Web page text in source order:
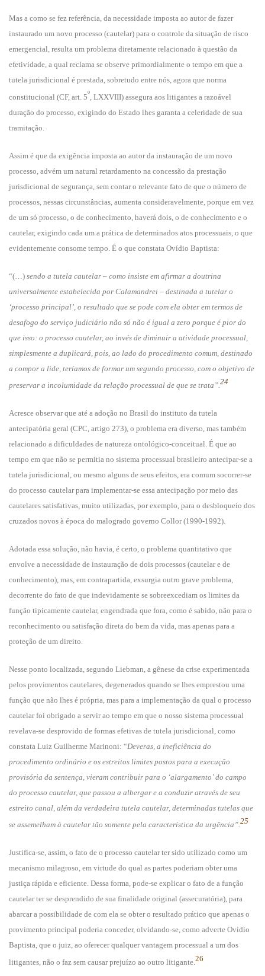
Mas a como se fez referência, da necessidade imposta ao autor de fazer
instaurado um novo processo (cautelar) para o controle da situação de risco
emergencial, resulta um problema diretamente relacionado à questão da
efetividade, a qual reclama se observe primordialmente o tempo em que a
tutela jurisdicional é prestada, sobretudo entre nós, agora que norma
constitucional (CF, art. 5º , LXXVIII) assegura aos litigantes a razoável
duração do processo, exigindo do Estado lhes garanta a celeridade de sua
tramitação.
Assim é que da exigência imposta ao autor da instauração de um novo
processo, advém um natural retardamento na concessão da prestação
jurisdicional de segurança, sem contar o relevante fato de que o número de
processos, nessas circunstâncias, aumenta consideravelmente, porque em vez
de um só processo, o de conhecimento, haverá dois, o de conhecimento e o
cautelar, exigindo cada um a prática de determinados atos processuais, o que
evidentemente consome tempo. É o que constata Ovídio Baptista:
“(…) sendo a tutela cautelar – como insiste em afirmar a doutrina
universalmente estabelecida por Calamandrei – destinada a tutelar o
‘processo principal’, o resultado que se pode com ela obter em termos de
desafogo do serviço judiciário não só não é igual a zero porque é pior do
que isso: o processo cautelar, ao invés de diminuir a atividade processual,
simplesmente a duplicará, pois, ao lado do procedimento comum, destinado
a compor a lide, teríamos de formar um segundo processo, com o objetivo de
preservar a incolumidade da relação processual de que se trata”. 24
Acresce observar que até a adoção no Brasil do instituto da tutela
antecipatória geral (CPC, artigo 273), o problema era diverso, mas também
relacionado a dificuldades de natureza ontológico-conceitual. É que ao
tempo em que não se permitia no sistema processual brasileiro antecipar-se a
tutela jurisdicional, ou mesmo alguns de seus efeitos, era comum socorrer-se
do processo cautelar para implementar-se essa antecipação por meio das
cautelares satisfativas, muito utilizadas, por exemplo, para o desbloqueio dos
cruzados novos à época do malogrado governo Collor (1990-1992).
Adotada essa solução, não havia, é certo, o problema quantitativo que
envolve a necessidade de instauração de dois processos (cautelar e de
conhecimento), mas, em contrapartida, exsurgia outro grave problema,
decorrente do fato de que indevidamente se sobreexcediam os limites da
função tipicamente cautelar, engendrada que fora, como é sabido, não para o
reconhecimento ou satisfação direta do bem da vida, mas apenas para a
proteção de um direito.
Nesse ponto localizada, segundo Liebman, a gênese da crise experimentada
pelos provimentos cautelares, degenerados quando se lhes emprestou uma
função que não lhes é própria, mas para a implementação da qual o processo
cautelar foi obrigado a servir ao tempo em que o nosso sistema processual
revelava-se desprovido de formas efetivas de tutela jurisdicional, como
constata Luiz Guilherme Marinoni: “Deveras, a ineficiência do
procedimento ordinário e os estreitos limites postos para a execução
provisória da sentença, vieram contribuir para o ‘alargamento’ do campo
do processo cautelar, que passou a albergar e a conduzir através de seu
estreito canal, além da verdadeira tutela cautelar, determinadas tutelas que
se assemelham à cautelar tão somente pela característica da urgência”.25
Justifica-se, assim, o fato de o processo cautelar ter sido utilizado como um
mecanismo milagroso, em virtude do qual as partes poderiam obter uma
justiça rápida e eficiente. Dessa forma, pode-se explicar o fato de a função
cautelar ter se desprendido de sua finalidade original (assecuratória), para
abarcar a possibilidade de com ela se obter o resultado prático que apenas o
provimento principal poderia conceder, olvidando-se, como adverte Ovídio
Baptista, que o juiz, ao oferecer qualquer vantagem processual a um dos
litigantes, não o faz sem causar prejuízo ao outro litigante. 26